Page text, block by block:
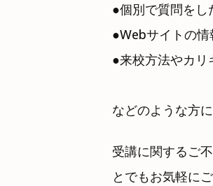
個別で質問をし
Webサイトの
来校方法やカ
などのような方
受講に関するご
とでもお気軽に